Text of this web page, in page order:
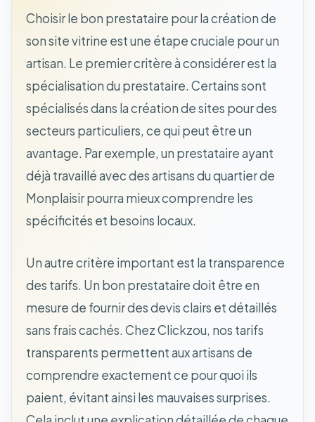
Choisir le bon prestataire pour la création de
son site vitrine est une étape cruciale pour un
artisan. Le premier critère à considérer est la
spécialisation du prestataire. Certains sont
spécialisés dans la création de sites pour des
secteurs particuliers, ce qui peut être un
avantage. Par exemple, un prestataire ayant
déjà travaillé avec des artisans du quartier de
Monplaisir pourra mieux comprendre les
spécificités et besoins locaux.
Un autre critère important est la transparence
des tarifs. Un bon prestataire doit être en
mesure de fournir des devis clairs et détaillés
sans frais cachés. Chez Clickzou, nos tarifs
transparents permettent aux artisans de
comprendre exactement ce pour quoi ils
paient, évitant ainsi les mauvaises surprises.